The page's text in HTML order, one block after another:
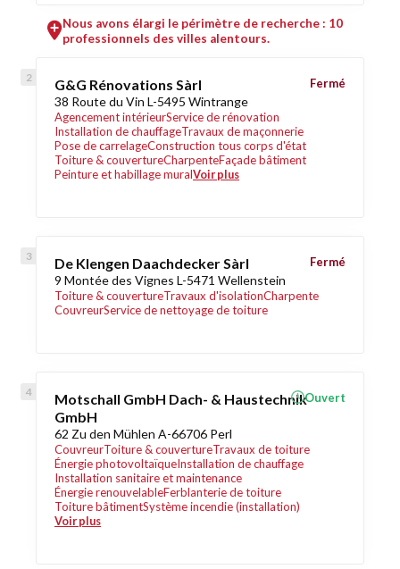
Nous avons élargi le périmètre de recherche : 10
professionnels des villes alentours.
G&G Rénovations Sàrl
38 Route du Vin L-5495 Wintrange
Agencement intérieurService de rénovation
Installation de chauffageTravaux de maçonnerie
Pose de carrelageConstruction tous corps d'état
Toiture & couvertureCharpenteFaçade bâtiment
Peinture et habillage muralVoir plus
Fermé
De Klengen Daachdecker Sàrl
9 Montée des Vignes L-5471 Wellenstein
Toiture & couvertureTravaux d'isolationCharpente
CouvreurService de nettoyage de toiture
Fermé
Motschall GmbH Dach- & Haustechnik
GmbH
62 Zu den Mühlen A-66706 Perl
CouvreurToiture & couvertureTravaux de toiture
Énergie photovoltaïqueInstallation de chauffage
Installation sanitaire et maintenance
Énergie renouvelableFerblanterie de toiture
Toiture bâtimentSystème incendie (installation)
Voir plus
Ouvert